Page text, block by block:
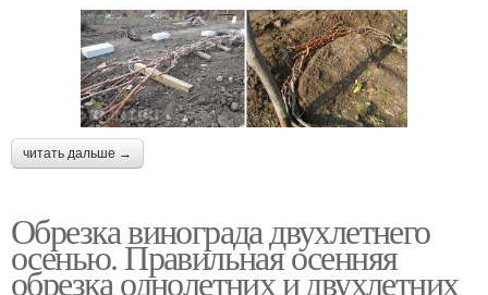
читать дальше →
Обрезка винограда двухлетнего
осенью. Правильная осенняя
обрезка однолетних и двухлетних